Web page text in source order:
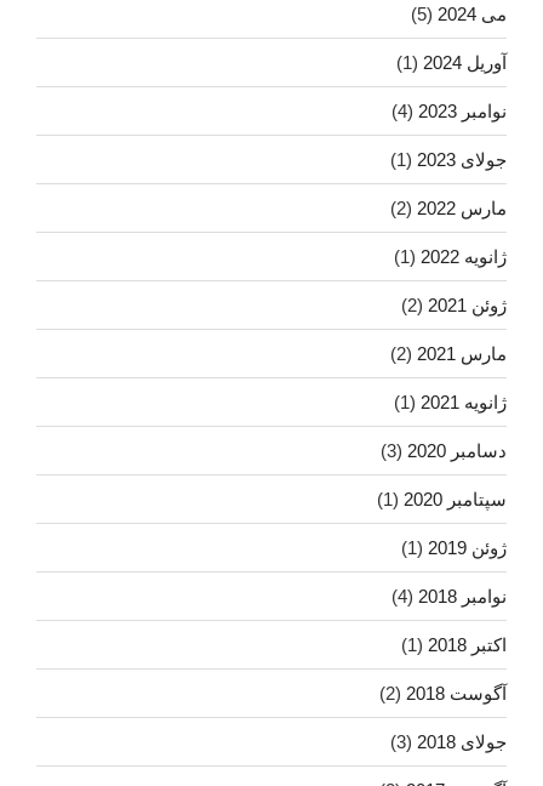
می 2024 (5)
آوریل 2024 (1)
نوامبر 2023 (4)
جولای 2023 (1)
مارس 2022 (2)
ژانویه 2022 (1)
ژوئن 2021 (2)
مارس 2021 (2)
ژانویه 2021 (1)
دسامبر 2020 (3)
سپتامبر 2020 (1)
ژوئن 2019 (1)
نوامبر 2018 (4)
اکتبر 2018 (1)
آگوست 2018 (2)
جولای 2018 (3)